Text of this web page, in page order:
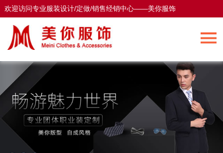
欢迎访问专业服装设计/定做/销售经销中心——美你服饰
欢迎访问专业服装设计/定做/销售经销中心——美你服饰